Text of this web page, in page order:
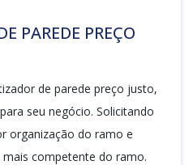
PAREDE PREÇO
de parede preço justo,
seu negócio. Solicitando
organização do ramo e
competente do ramo.